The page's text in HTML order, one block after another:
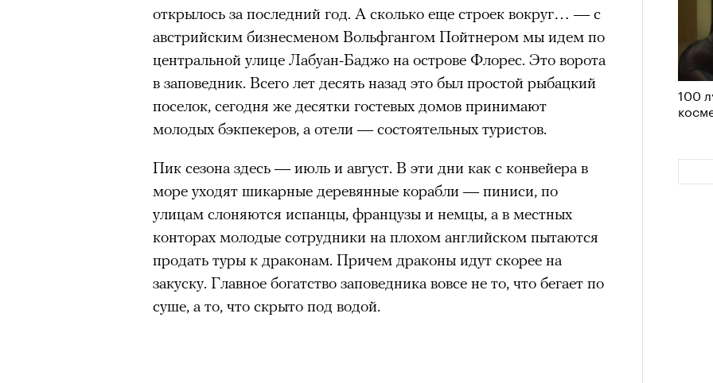
100
00:00/00:00
открылось за последний год. А сколько еще строек вокруг… — с
австрийским бизнесменом Вольфгангом Пойтнером мы идем по
центральной улице Лабуан-Баджо на острове Флорес. Это ворота
в заповедник. Всего лет десять назад это был простой рыбацкий
поселок, сегодня же десятки гостевых домов принимают
молодых бэкпекеров, а отели — состоятельных туристов.
Пик сезона здесь — июль и август. В эти дни как с конвейера в
море уходят шикарные деревянные корабли — пиниси, по
улицам слоняются испанцы, французы и немцы, а в местных
конторах молодые сотрудники на плохом английском пытаются
продать туры к драконам. Причем драконы идут скорее на
закуску. Главное богатство заповедника вовсе не то, что бегает по
суше, а то, что скрыто под водой.
Кира